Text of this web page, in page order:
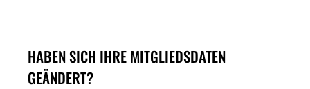
HABEN SICH IHRE MITGLIEDSDATEN
GEÄNDERT?